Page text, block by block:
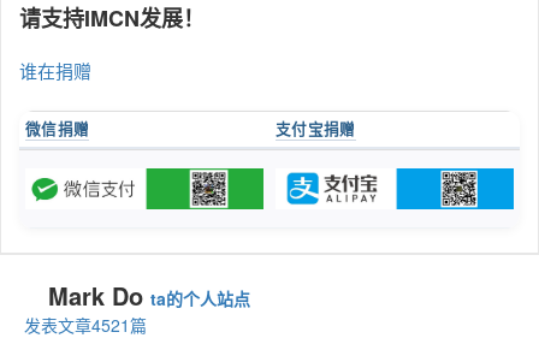
请支持IMCN发展！
谁在捐赠
微信捐赠 支付宝捐赠
Mark Do ta的个人站点
发表文章4521篇